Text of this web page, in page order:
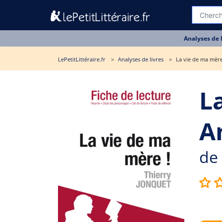
Analyses de
LePetitLittéraire.fr Analyses de livres La vie de ma
de